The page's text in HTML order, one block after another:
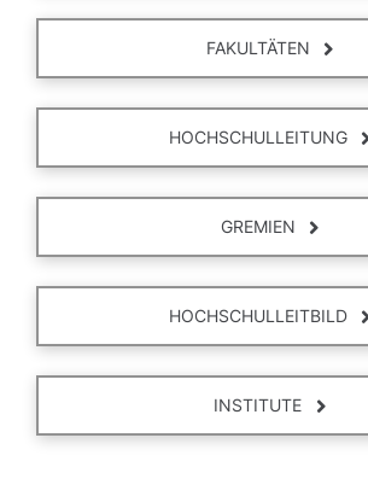
FAKULTÄTEN
HOCHSCHULLEITUNG
GREMIEN
HOCHSCHULLEITBILD
INSTITUTE